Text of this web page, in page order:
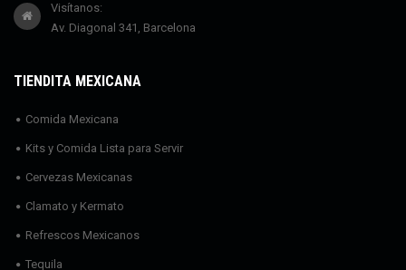
Visítanos:
Av. Diagonal 341, Barcelona
TIENDITA MEXICANA
Comida Mexicana
Kits y Comida Lista para Servir
Cervezas Mexicanas
Clamato y Kermato
Refrescos Mexicanos
Tequila